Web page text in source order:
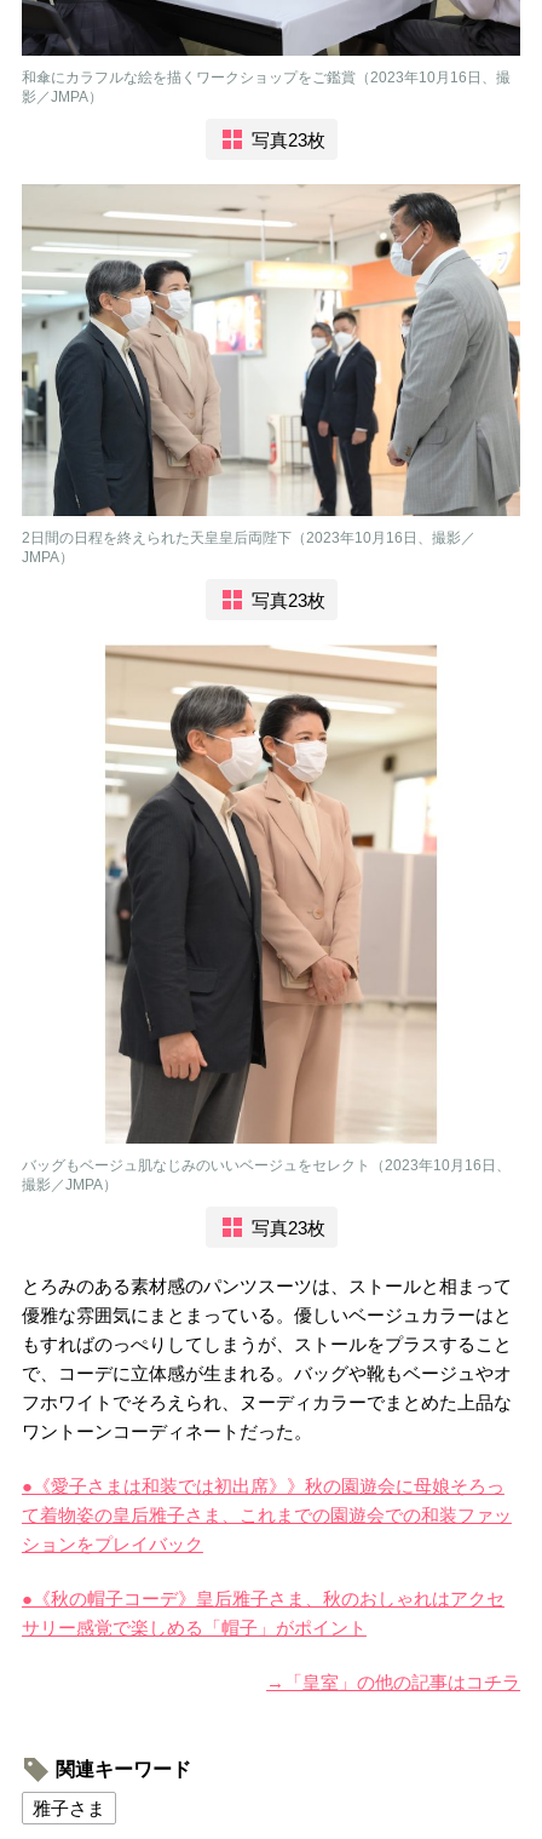
和傘にカラフルな絵を描くワークショップをご鑑賞（2023年10月16日、撮
影／JMPA）
写真23枚
2日間の日程を終えられた天皇皇后両陛下（2023年10月16日、撮影／
JMPA）
写真23枚
バッグもベージュ肌なじみのいいベージュをセレクト（2023年10月16日、
撮影／JMPA）
写真23枚
とろみのある素材感のパンツスーツは、ストールと相まって
優雅な雰囲気にまとまっている。優しいベージュカラーはと
もすればのっぺりしてしまうが、ストールをプラスすること
で、コーデに立体感が生まれる。バッグや靴もベージュやオ
フホワイトでそろえられ、ヌーディカラーでまとめた上品な
ワントーンコーディネートだった。
●《愛子さまは和装では初出席》》秋の園遊会に母娘そろっ
て着物姿の皇后雅子さま、これまでの園遊会での和装ファッ
ションをプレイバック
●《秋の帽子コーデ》皇后雅子さま、秋のおしゃれはアクセ
サリー感覚で楽しめる「帽子」がポイント
→「皇室」の他の記事はコチラ
関連キーワード
雅子さま